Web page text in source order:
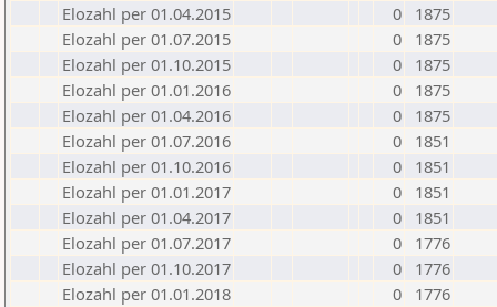
Elozahl per 01.04.2015
0
1875
Elozahl per 01.07.2015
0
1875
Elozahl per 01.10.2015
0
1875
Elozahl per 01.01.2016
0
1875
Elozahl per 01.04.2016
0
1875
Elozahl per 01.07.2016
0
1851
Elozahl per 01.10.2016
0
1851
Elozahl per 01.01.2017
0
1851
Elozahl per 01.04.2017
0
1851
Elozahl per 01.07.2017
0
1776
Elozahl per 01.10.2017
0
1776
Elozahl per 01.01.2018
0
1776